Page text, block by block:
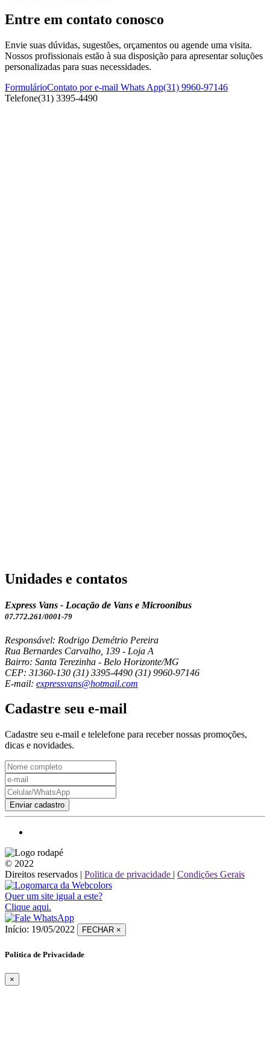
Entre em contato conosco
Envie suas dúvidas, sugestões, orçamentos ou agende uma visita.
Nossos profissionais estão à sua disposição para apresentar soluções
personalizadas para suas necessidades.
FormulárioContato por e-mail Whats App(31) 9960-97146
Telefone(31) 3395-4490
Unidades e contatos
Express Vans - Locação de Vans e Microonibus
07.772.261/0001-79
Responsável: Rodrigo Demétrio Pereira
Rua Bernardes Carvalho, 139 - Loja A
Bairro: Santa Terezinha - Belo Horizonte/MG
CEP: 31360-130 (31) 3395-4490 (31) 9960-97146
E-mail: expressvans@hotmail.com
Cadastre seu e-mail
Cadastre seu e-mail e telelefone para receber nossas promoções,
dicas e novidades.
Enviar cadastro
© 2022
Direitos reservados | Politica de privacidade | Condições Gerais
Quer um site igual a este?
Clique aqui.
Início: 19/05/2022 FECHAR ×
Politica de Privacidade
×